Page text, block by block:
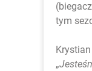
tym
„